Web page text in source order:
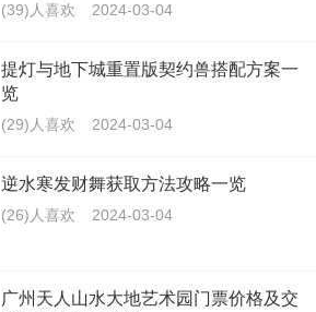
(39)人喜欢 2024-03-04
提灯与地下城重置版契约兽搭配方案一
览
(29)人喜欢 2024-03-04
逆水寒发财舞获取方法攻略一览
(26)人喜欢 2024-03-04
广州天人山水大地艺术园门票价格及交